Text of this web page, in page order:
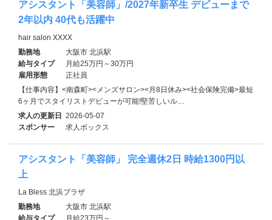
アシスタント「美容師」/2027年新卒生 デビューまで
2年以内 40代も活躍中
hair salon XXXX
勤務地
大阪市 北浜駅
給与タイプ
月給25万円～30万円
雇用形態
正社員
【仕事内容】<南森町><メンズサロン><月8日休み><社会保険完備>最短
6ヶ月でスタイリストデビューが可能!堅苦しいル…
求人の更新日 2026-05-07
スポンサー
求人ボックス
アシスタント「美容師」 完全週休2日 時給1300円以
上
La Bless 北浜プラザ
勤務地
大阪市 北浜駅
給与タイプ
月給23万円～